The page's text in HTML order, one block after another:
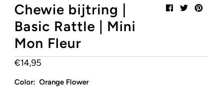
Chewie bijtring |
Basic Rattle | Mini
Mon Fleur
Normale
€14,95
Color: Orange Flower